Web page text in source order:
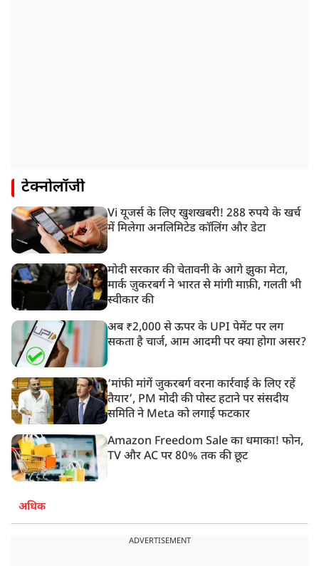
टेक्नोलॉजी
Vi यूजर्स के लिए खुशखबरी! 288 रुपये के खर्च
में मिलेगा अनलिमिटेड कॉलिंग और डेटा
मोदी सरकार की चेतावनी के आगे झुका मेटा,
मार्क ज़ुकरबर्ग ने भारत से मांगी माफ़ी, गलती भी
स्वीकार की
अब ₹2,000 से ऊपर के UPI पेमेंट पर लग
सकता है चार्ज, आम आदमी पर क्या होगा असर?
‘मांफी मांगें जुकरबर्ग वरना कार्रवाई के लिए रहें
तैयार’, PM मोदी की पोस्ट हटाने पर संसदीय
समिति ने Meta को लगाई फटकार
Amazon Freedom Sale का धमाका! फोन,
TV और AC पर 80% तक की छूट
अधिक
ADVERTISEMENT